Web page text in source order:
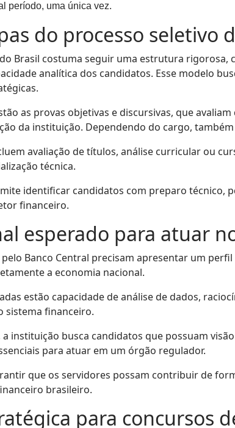
período, uma única vez.
do processo seletivo
Brasil costuma seguir uma estrutura rigorosa,
analítica dos candidatos. Esse modelo
as provas objetivas e discursivas, que
da instituição. Dependendo do cargo,
avaliação de títulos, análise curricular ou
técnica.
identificar candidatos com preparo técnico,
financeiro.
esperado para atuar
Banco Central precisam apresentar um
a economia nacional.
estão capacidade de análise de dados,
sistema financeiro.
instituição busca candidatos que possuam
para atuar em um órgão regulador.
que os servidores possam contribuir de
brasileiro.
para concursos